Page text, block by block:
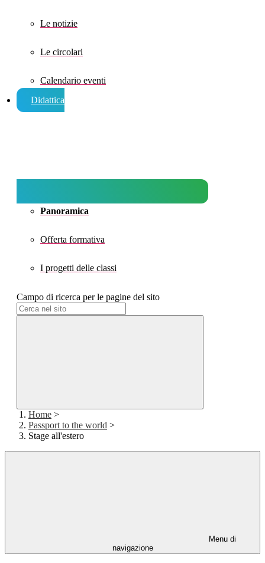
Le notizie
Le circolari
Calendario eventi
Didattica
Panoramica
Offerta formativa
I progetti delle classi
Campo di ricerca per le pagine del sito
Home >
Passport to the world >
Stage all'estero
Menu di
navigazione